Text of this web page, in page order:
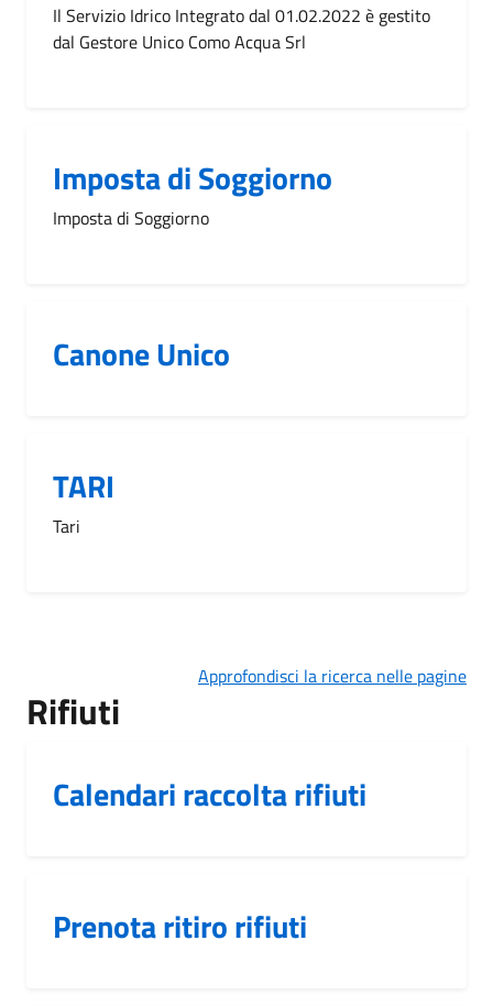
Il Servizio Idrico Integrato dal 01.02.2022 è gestito
dal Gestore Unico Como Acqua Srl
Imposta di Soggiorno
Imposta di Soggiorno
Canone Unico
TARI
Tari
Approfondisci la ricerca nelle pagine
Rifiuti
Calendari raccolta rifiuti
Prenota ritiro rifiuti